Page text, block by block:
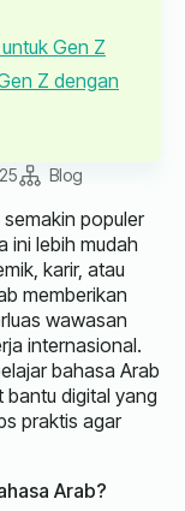
Gen Z
Z dengan
Blog
populer
ini lebih mudah
karir, atau
memberikan
wawasan
internasional.
bahasa Arab
bantu digital yang
praktis agar
Arab?